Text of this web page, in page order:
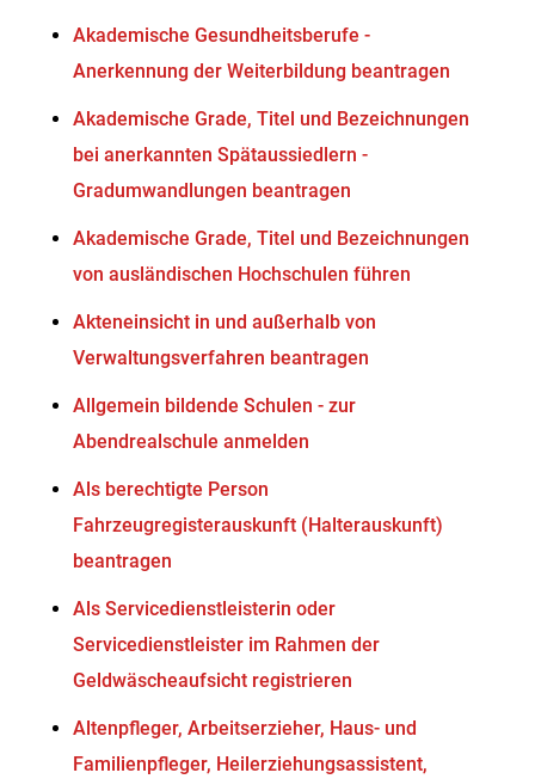
Akademische Gesundheitsberufe -
Anerkennung der Weiterbildung beantragen
Akademische Grade, Titel und Bezeichnungen
bei anerkannten Spätaussiedlern -
Gradumwandlungen beantragen
Akademische Grade, Titel und Bezeichnungen
von ausländischen Hochschulen führen
Akteneinsicht in und außerhalb von
Verwaltungsverfahren beantragen
Allgemein bildende Schulen - zur
Abendrealschule anmelden
Als berechtigte Person
Fahrzeugregisterauskunft (Halterauskunft)
beantragen
Als Servicedienstleisterin oder
Servicedienstleister im Rahmen der
Geldwäscheaufsicht registrieren
Altenpfleger, Arbeitserzieher, Haus- und
Familienpfleger, Heilerziehungsassistent,